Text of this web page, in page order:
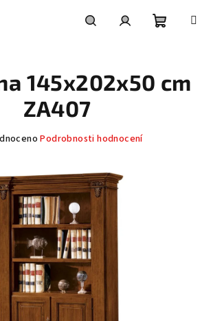
košík
145x202x50 cm
ZA407
Podrobnosti hodnocení